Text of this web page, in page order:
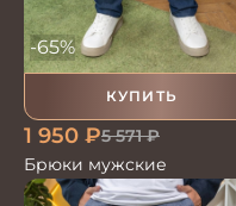
КУПИТЬ
-65%
1 950 ₽5 571₽
Брюки мужские